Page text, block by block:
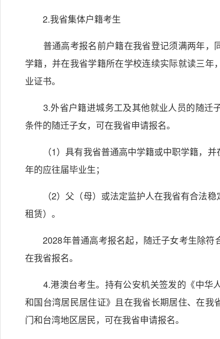
2.我省集体户籍考生
普通高考报名前户籍在我省登记须满两年，
学籍，并在我省学籍所在学校连续实际就读三
业证书。
3.外省户籍进城务工及其他就业人员的随迁
条件的随迁子女，可在我省申请报名。
（1）具有我省普通高中学籍或中职学籍，并
年的应往届毕业生；
（2）父（母）或法定监护人在我省有合法稳
租赁）。
2028年普通高考报名起，随迁子女考生除符
在我省报名。
4.港澳台考生。持有公安机关签发的《中华
和国台湾居民居住证》且在我省长期居住、在
门和台湾地区居民，可在我省申请报名。